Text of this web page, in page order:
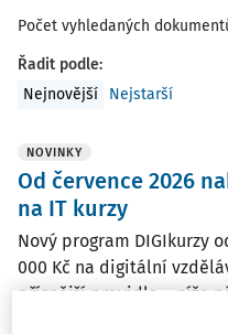
Počet vyhledaných
Řadit podle:
Nejnovější
Nejstarší
NOVINKY
Od července 2026
na IT kurzy
Nový program DIGIkurzy
000 Kč na digitální
přísnější pravidla – níže